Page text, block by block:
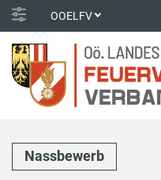
OOELFV
Nassbewerb